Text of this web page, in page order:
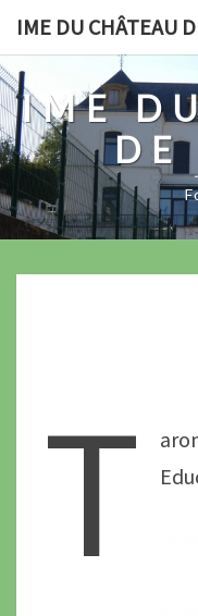
content
IME DU CHÂTEAU
IME
DE
T